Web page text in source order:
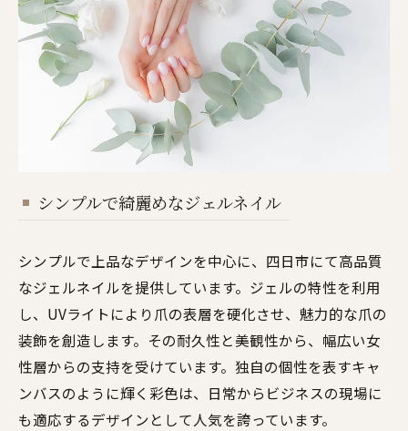
シンプルで綺麗めなジェルネイル
シンプルで上品なデザインを中心に、四日市にて高品質
なジェルネイルを提供しています。ジェルの特性を利用
し、UVライトにより爪の表層を硬化させ、魅力的な爪の
装飾を創造します。その耐久性と美観性から、幅広い女
性層からの支持を受けています。独自の個性を表すキャ
ンバスのように輝く彩色は、日常からビジネスの現場に
も適応するデザインとして人気を誇っています。